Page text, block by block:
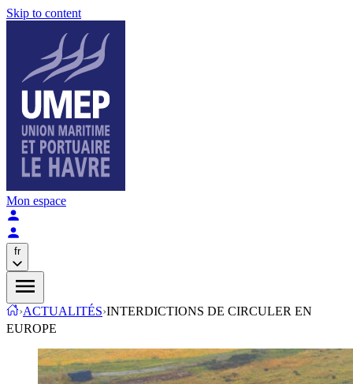
Skip to content
Mon espace
fr
›ACTUALITÉS›INTERDICTIONS DE CIRCULER EN
EUROPE